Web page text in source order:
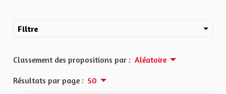
Filtre
Classement des propositions par : Aléatoire
Résultats par page : 50